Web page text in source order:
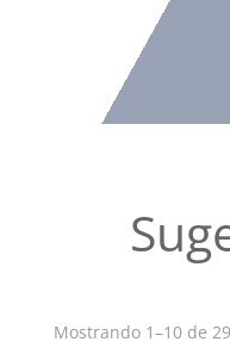
Mostrando 1–10 de